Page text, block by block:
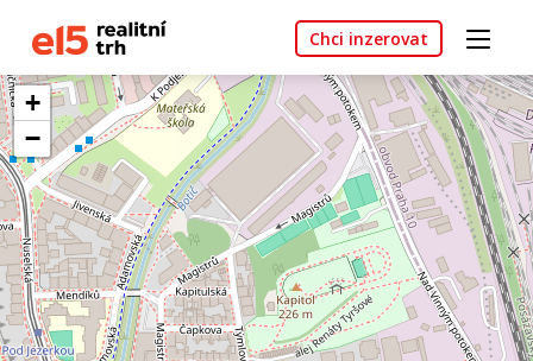
Chci inzerovat
+
−